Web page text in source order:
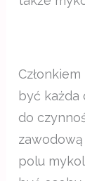
być każda
do
polu